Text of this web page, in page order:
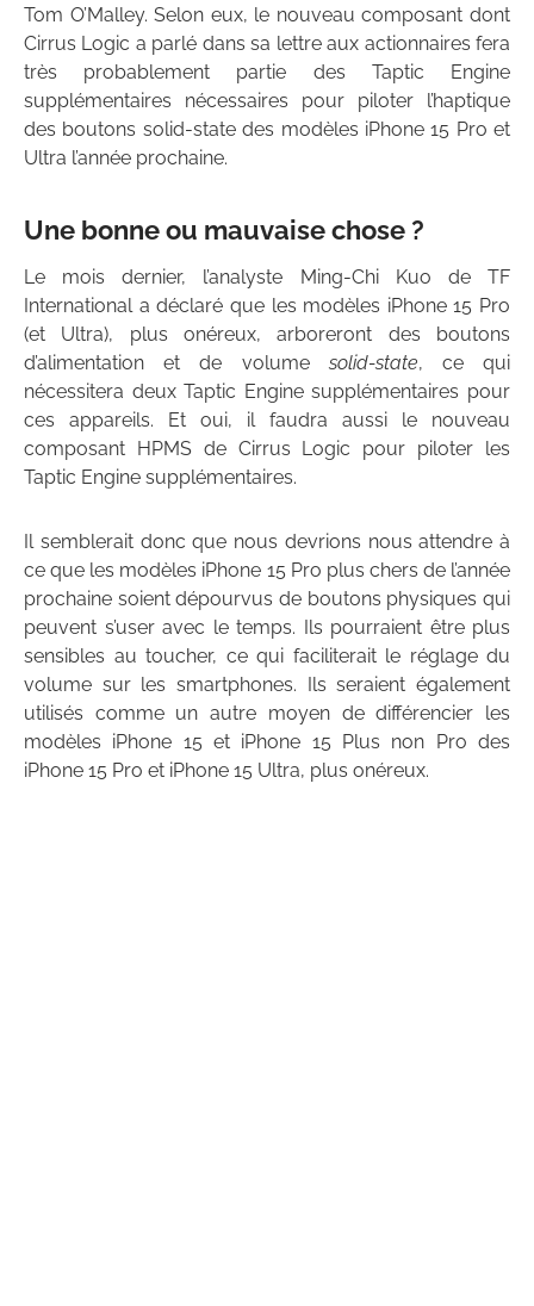
Tom O’Malley. Selon eux, le nouveau composant dont
Cirrus Logic a parlé dans sa lettre aux actionnaires fera
très probablement partie des Taptic Engine
supplémentaires nécessaires pour piloter l’haptique
des boutons solid-state des modèles iPhone 15 Pro et
Ultra l’année prochaine.
Une bonne ou mauvaise chose ?
Le mois dernier, l’analyste Ming-Chi Kuo de TF
International a déclaré que les modèles iPhone 15 Pro
(et Ultra), plus onéreux, arboreront des boutons
d’alimentation et de volume solid-state, ce qui
nécessitera deux Taptic Engine supplémentaires pour
ces appareils. Et oui, il faudra aussi le nouveau
composant HPMS de Cirrus Logic pour piloter les
Taptic Engine supplémentaires.
Il semblerait donc que nous devrions nous attendre à
ce que les modèles iPhone 15 Pro plus chers de l’année
prochaine soient dépourvus de boutons physiques qui
peuvent s’user avec le temps. Ils pourraient être plus
sensibles au toucher, ce qui faciliterait le réglage du
volume sur les smartphones. Ils seraient également
utilisés comme un autre moyen de différencier les
modèles iPhone 15 et iPhone 15 Plus non Pro des
iPhone 15 Pro et iPhone 15 Ultra, plus onéreux.